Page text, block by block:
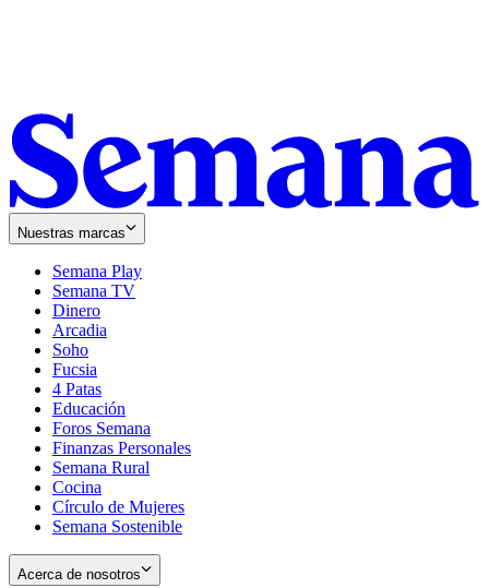
Nuestras marcas
Semana Play
Semana TV
Dinero
Arcadia
Soho
in
new
window
Fucsia
in
new
window
4 Patas
Educación
Foros Semana
Finanzas Personales
Semana Rural
Cocina
Círculo de Mujeres
Semana Sostenible
Acerca de nosotros